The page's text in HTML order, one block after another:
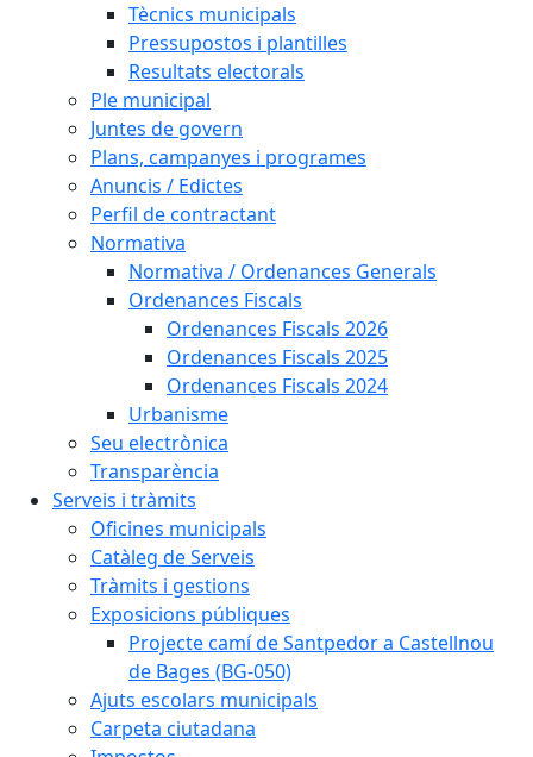
Tècnics municipals
Pressupostos i plantilles
Resultats electorals
Ple municipal
Juntes de govern
Plans, campanyes i programes
Anuncis / Edictes
Perfil de contractant
Normativa
Normativa / Ordenances Generals
Ordenances Fiscals
Ordenances Fiscals 2026
Ordenances Fiscals 2025
Ordenances Fiscals 2024
Urbanisme
Seu electrònica
Transparència
Serveis i tràmits
Oficines municipals
Catàleg de Serveis
Tràmits i gestions
Exposicions públiques
Projecte camí de Santpedor a Castellnou
de Bages (BG-050)
Ajuts escolars municipals
Carpeta ciutadana